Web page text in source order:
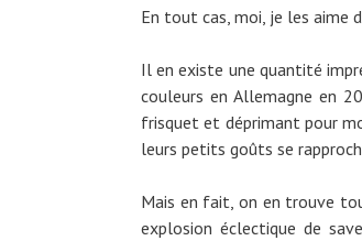
En tout cas, moi, je les aime
Il en existe une quantité
couleurs en Allemagne en
frisquet et déprimant pour
leurs petits goûts se
Mais en fait, on en trouve
explosion éclectique de